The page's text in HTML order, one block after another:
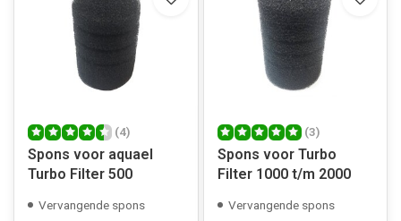
(4)
Spons voor aquael
Turbo Filter 500
Vervangende spons
(3)
Spons voor Turbo
Filter 1000 t/m 2000
Vervangende spons